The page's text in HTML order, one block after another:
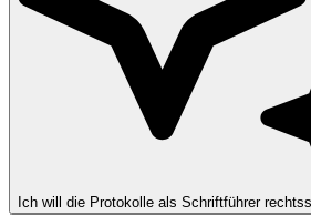
Ich will die Protokolle als Schriftführer